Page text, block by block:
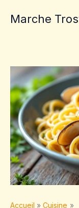
Marche
Accueil
Cuisine